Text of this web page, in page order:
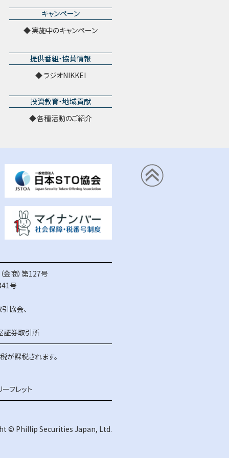
キャンペーン
実施中のキャンペーン
提供番組・協賛情報
ラジオNIKKEI
投資教育・地域貢献
各種活動のご紹介
商）第127号
号
引協会、
証券取引所
課税されます。
フレット
© Phillip Securities Japan, Ltd.